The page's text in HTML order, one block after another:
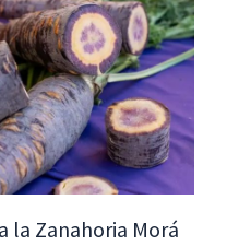
la Zanahoria Morá